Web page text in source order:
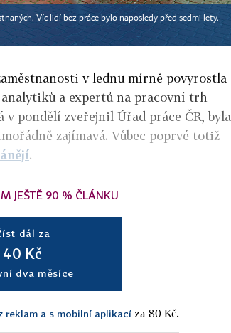
Víc lidí bez práce bylo naposledy před sedmi lety.
v lednu mírně povyrostla
a expertů na pracovní trh
v pondělí zveřejnil Úřad práce ČR, byla
zajímavá. Vůbec poprvé totiž
.
JEŠTĚ 90 % ČLÁNKU
dál za
40 Kč
dva měsíce
reklam a s mobilní aplikací za 80 Kč.